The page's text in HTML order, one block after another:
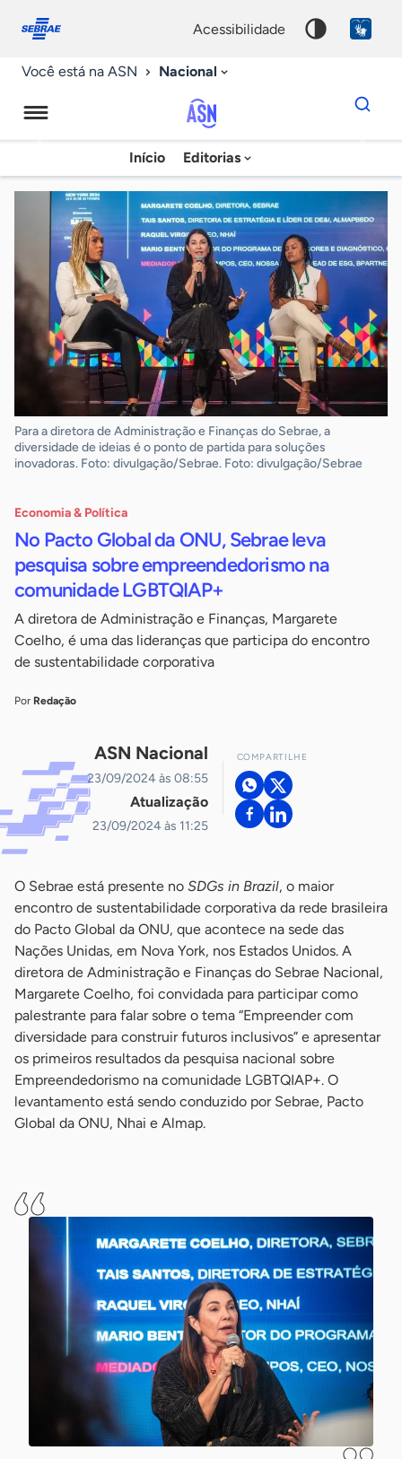
conosco
acessibilidade
Você está na ASN Nacional
Agência
Sebrae
de
Notícias
Início Editorias
Dados
para
chave
Para a diretora de Administração e Finanças do Sebrae, a
diversidade de ideias é o ponto de partida para soluções
inovadoras. Foto: divulgação/Sebrae. Foto: divulgação/Sebrae
Economia & Política
No Pacto Global da ONU, Sebrae leva
pesquisa sobre empreendedorismo na
comunidade LGBTQIAP+
A diretora de Administração e Finanças, Margarete
Coelho, é uma das lideranças que participa do encontro
de sustentabilidade corporativa
Por Redação
ASN Nacional
23/09/2024 às 08:55
Atualização
23/09/2024 às 11:25
COMPARTILHE
O Sebrae está presente no SDGs in Brazil, o maior
encontro de sustentabilidade corporativa da rede brasileira
do Pacto Global da ONU, que acontece na sede das
Nações Unidas, em Nova York, nos Estados Unidos. A
diretora de Administração e Finanças do Sebrae Nacional,
Margarete Coelho, foi convidada para participar como
palestrante para falar sobre o tema “Empreender com
diversidade para construir futuros inclusivos” e apresentar
os primeiros resultados da pesquisa nacional sobre
Empreendedorismo na comunidade LGBTQIAP+. O
levantamento está sendo conduzido por Sebrae, Pacto
Global da ONU, Nhai e Almap.